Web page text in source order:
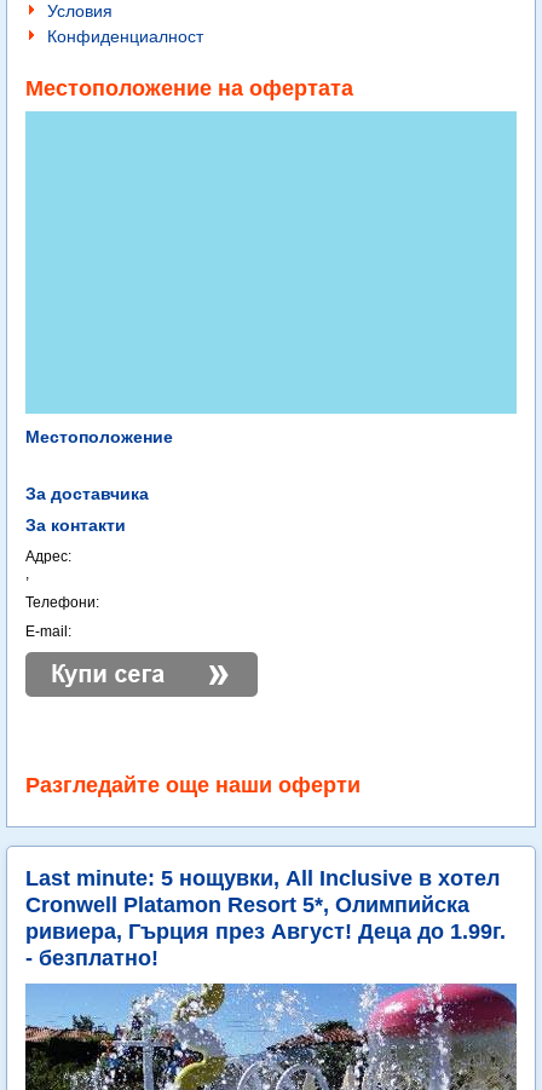
Условия
Конфиденциалност
Местоположение на офертата
Местоположение
За доставчика
За контакти
Адрес:
,
Телефони:
E-mail:
Разгледайте още наши оферти
Last minute: 5 нощувки, All Inclusive в хотел
Cronwell Platamon Resort 5*, Олимпийска
ривиера, Гърция през Август! Деца до 1.99г.
- безплатно!